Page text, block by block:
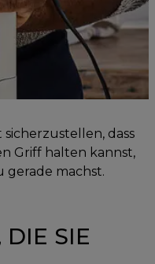
dass
Griff halten kannst,
gerade machst.
DIE SIE